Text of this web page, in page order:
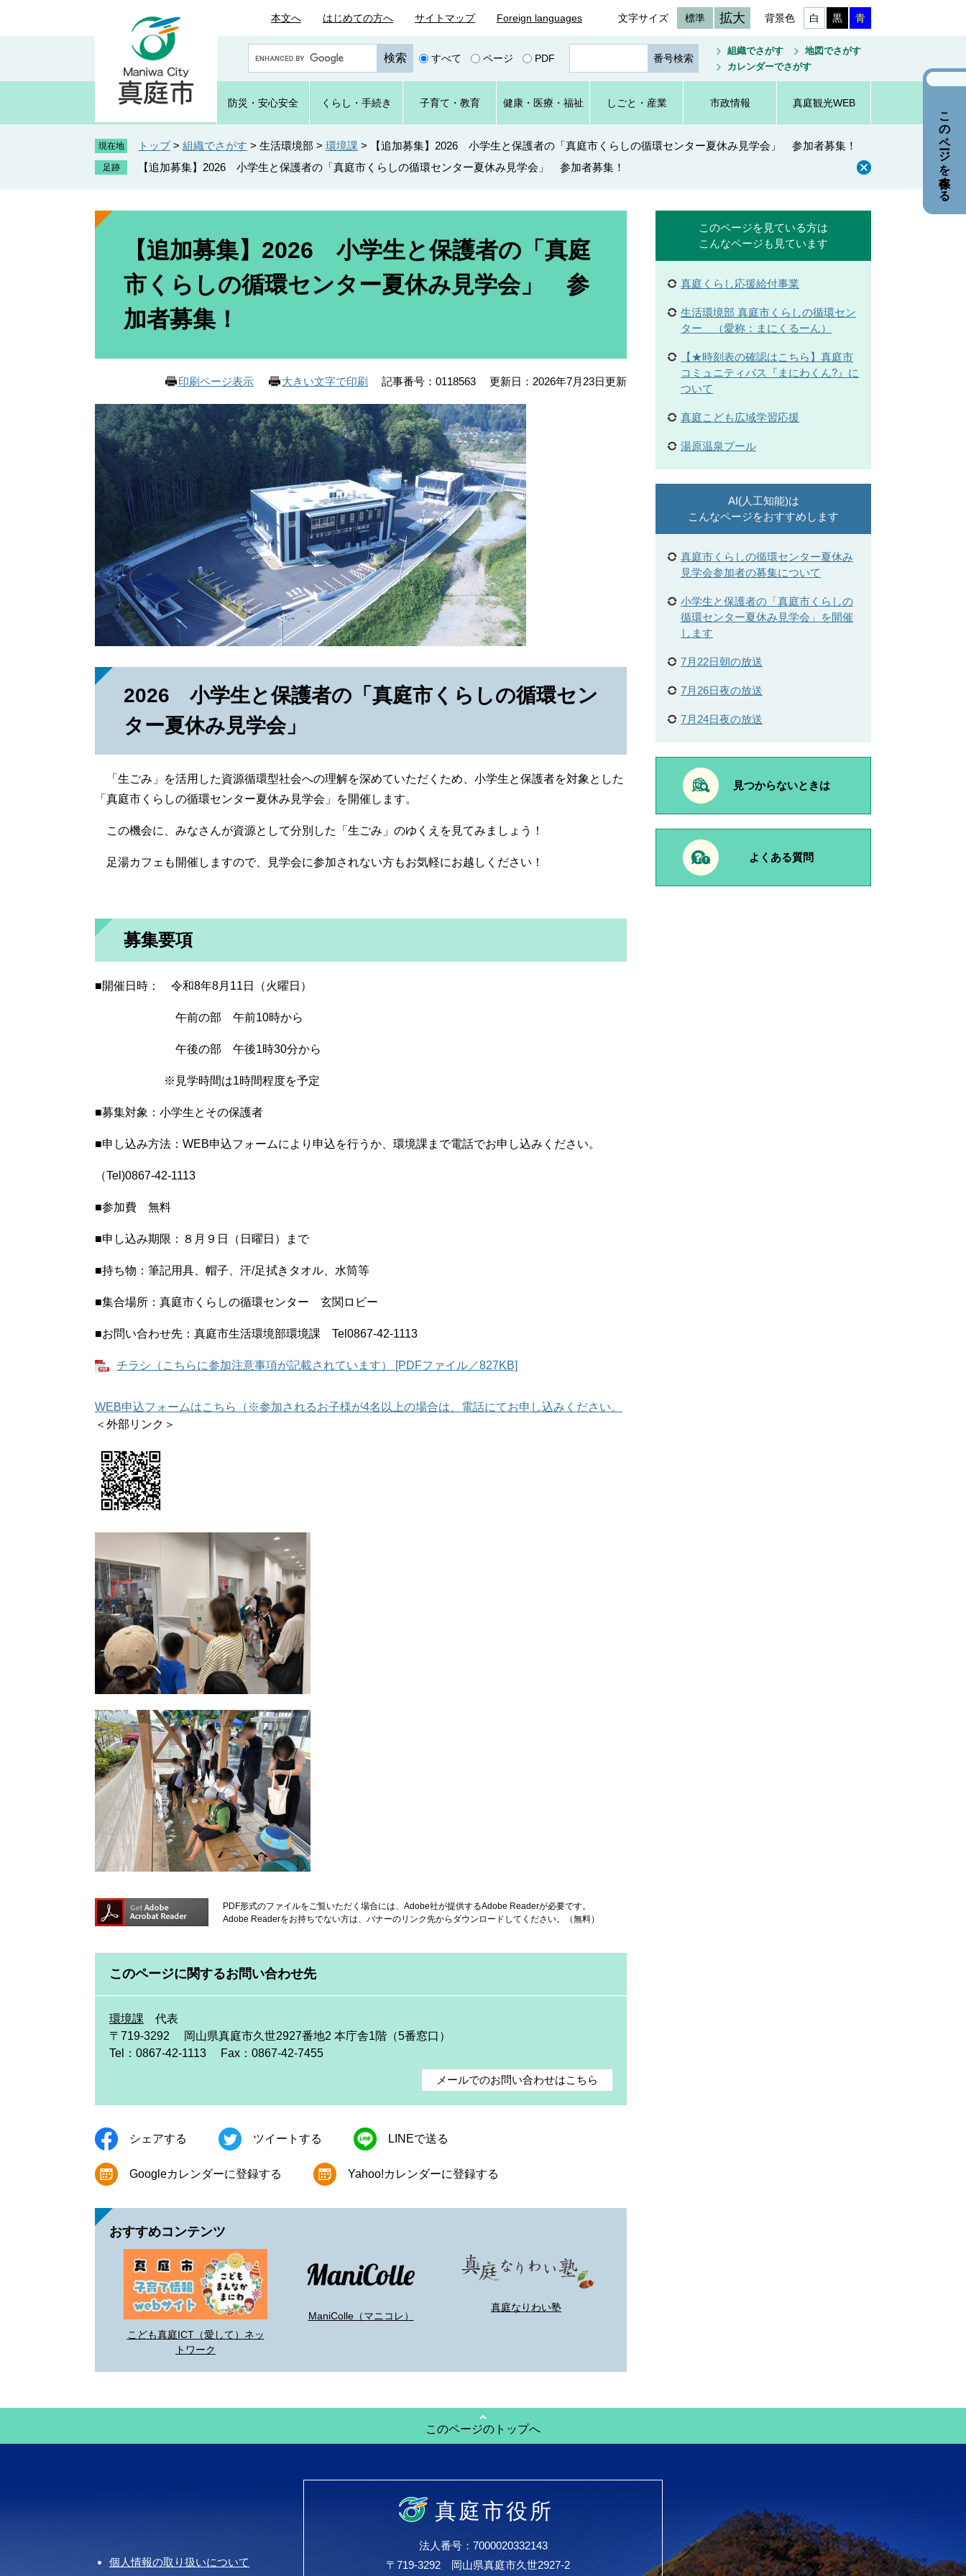
本文へ はじめての方へ サイトマップ Foreign languages 文字サイズ 標準 拡大 背景色 白 黒 青
o
e
カ
タ
すべて ページ PDF
ジ
番
号
を
入
組織でさがす
地図でさがす
カレンダーでさがす
防災・ 安心安全 くらし ・手続き 子育て ・教育 健康・ 医療・ 福祉 しごと ・産業 市政情報 真庭観光WEB
現在地 トップ > 組織でさがす > 生活環境部 > 環境課 >
【追加募集】2026 小学生と保護者の「真庭市くらしの循環センター夏休み見学会」 参加者募集！
【追加募集】2026 小学生と保護者の「真庭市くらしの循環センター夏休み見学会」 参加者募集！
本
【追加募集】2026 小学生と保護者の「真庭
市くらしの循環センター夏休み見学会」 参
加者募集！
印刷ページ表示 大きい文字で印刷 記事番号：0118563 更新日：2026年7月23日更新
2026 小学生と保護者の「真庭市くらしの循環セン
ター夏休み見学会」
「生ごみ」を活用した資源循環型社会への理解を深めていただくため、小学生と保護者を対象とした
「真庭市くらしの循環センター夏休み見学会」を開催します。
この機会に、みなさんが資源として分別した「生ごみ」のゆくえを見てみましょう！
足湯カフェも開催しますので、見学会に参加されない方もお気軽にお越しください！
募集要項
■開催日時： 令和8年8月11日（火曜日）
午前の部 午前10時から
午後の部 午後1時30分から
※見学時間は1時間程度を予定
■募集対象：小学生とその保護者
■申し込み方法：WEB申込フォームにより申込を行うか、環境課まで電話でお申し込みください。
（Tel)0867-42-1113
■参加費 無料
■申し込み期限：８月９日（日曜日）まで
■持ち物：筆記用具、帽子、汗/足拭きタオル、水筒等
■集合場所：真庭市くらしの循環センター 玄関ロビー
■お問い合わせ先：真庭市生活環境部環境課 Tel0867-42-1113
チラシ（こちらに参加注意事項が記載されています） [PDFファイル／827KB]
WEB申込フォームはこちら（※参加されるお子様が4名以上の場合は、電話にてお申し込みください。
＜外部リンク＞
PDF形式のファイルをご覧いただく場合には、Adobe社が提供するAdobe Readerが必要です。
Adobe Readerをお持ちでない方は、バナーのリンク先からダウンロードしてください。（無料）
このページに関するお問い合わせ先
環境課
代表
〒719-3292
岡山県真庭市久世2927番地2 本庁舎1階（5番窓口）
Tel：0867-42-1113
Fax：0867-42-7455
メールでのお問い合わせはこちら
シェアする ツイートする LINEで送る
Googleカレンダーに登録する Yahoo!カレンダーに登録する
おすすめコンテンツ
こども真庭ICT（愛して）ネッ
トワーク
ManiColle（マニコレ）
真庭なりわい塾
このページを見ている方は
こんなページも見ています
真庭くらし応援給付事業
生活環境部 真庭市くらしの循環セン
ター （愛称：まにくるーん）
【★時刻表の確認はこちら】真庭市
コミュニティバス『まにわくん?』に
ついて
真庭こども広域学習応援
湯原温泉プール
AI(人工知能)は
こんなページをおすすめします
真庭市くらしの循環センター夏休み
見学会参加者の募集について
小学生と保護者の「真庭市くらしの
循環センター夏休み見学会」を開催
します
7月22日朝の放送
7月26日夜の放送
7月24日夜の放送
見つからないときは
よくある質問
このページのトップへ
個人情報の取り扱いについて
真庭市役所
法人番号：7000020332143
〒719-3292 岡山県真庭市久世2927-2
このページを保存する